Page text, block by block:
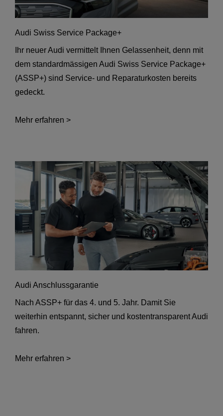
Audi Swiss Service Package+
Ihr neuer Audi vermittelt Ihnen Gelassenheit, denn mit
dem standardmässigen Audi Swiss Service Package+
(ASSP+) sind Service- und Reparaturkosten bereits
gedeckt.
Mehr erfahren >
Audi Anschlussgarantie
Nach ASSP+ für das 4. und 5. Jahr. Damit Sie
weiterhin entspannt, sicher und kostentransparent Audi
fahren.
Mehr erfahren >